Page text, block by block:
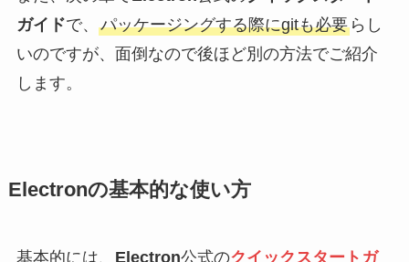
ガイドで、 パッケージングする際にgitも必要らし
いのですが、面倒なので後ほど別の方法でご紹介
します。
Electronの基本的な使い方
基本的には、 Electron公式のクイックスタートガ